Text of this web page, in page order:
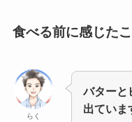
食べる前に感じた
らく
バターと
出ていま